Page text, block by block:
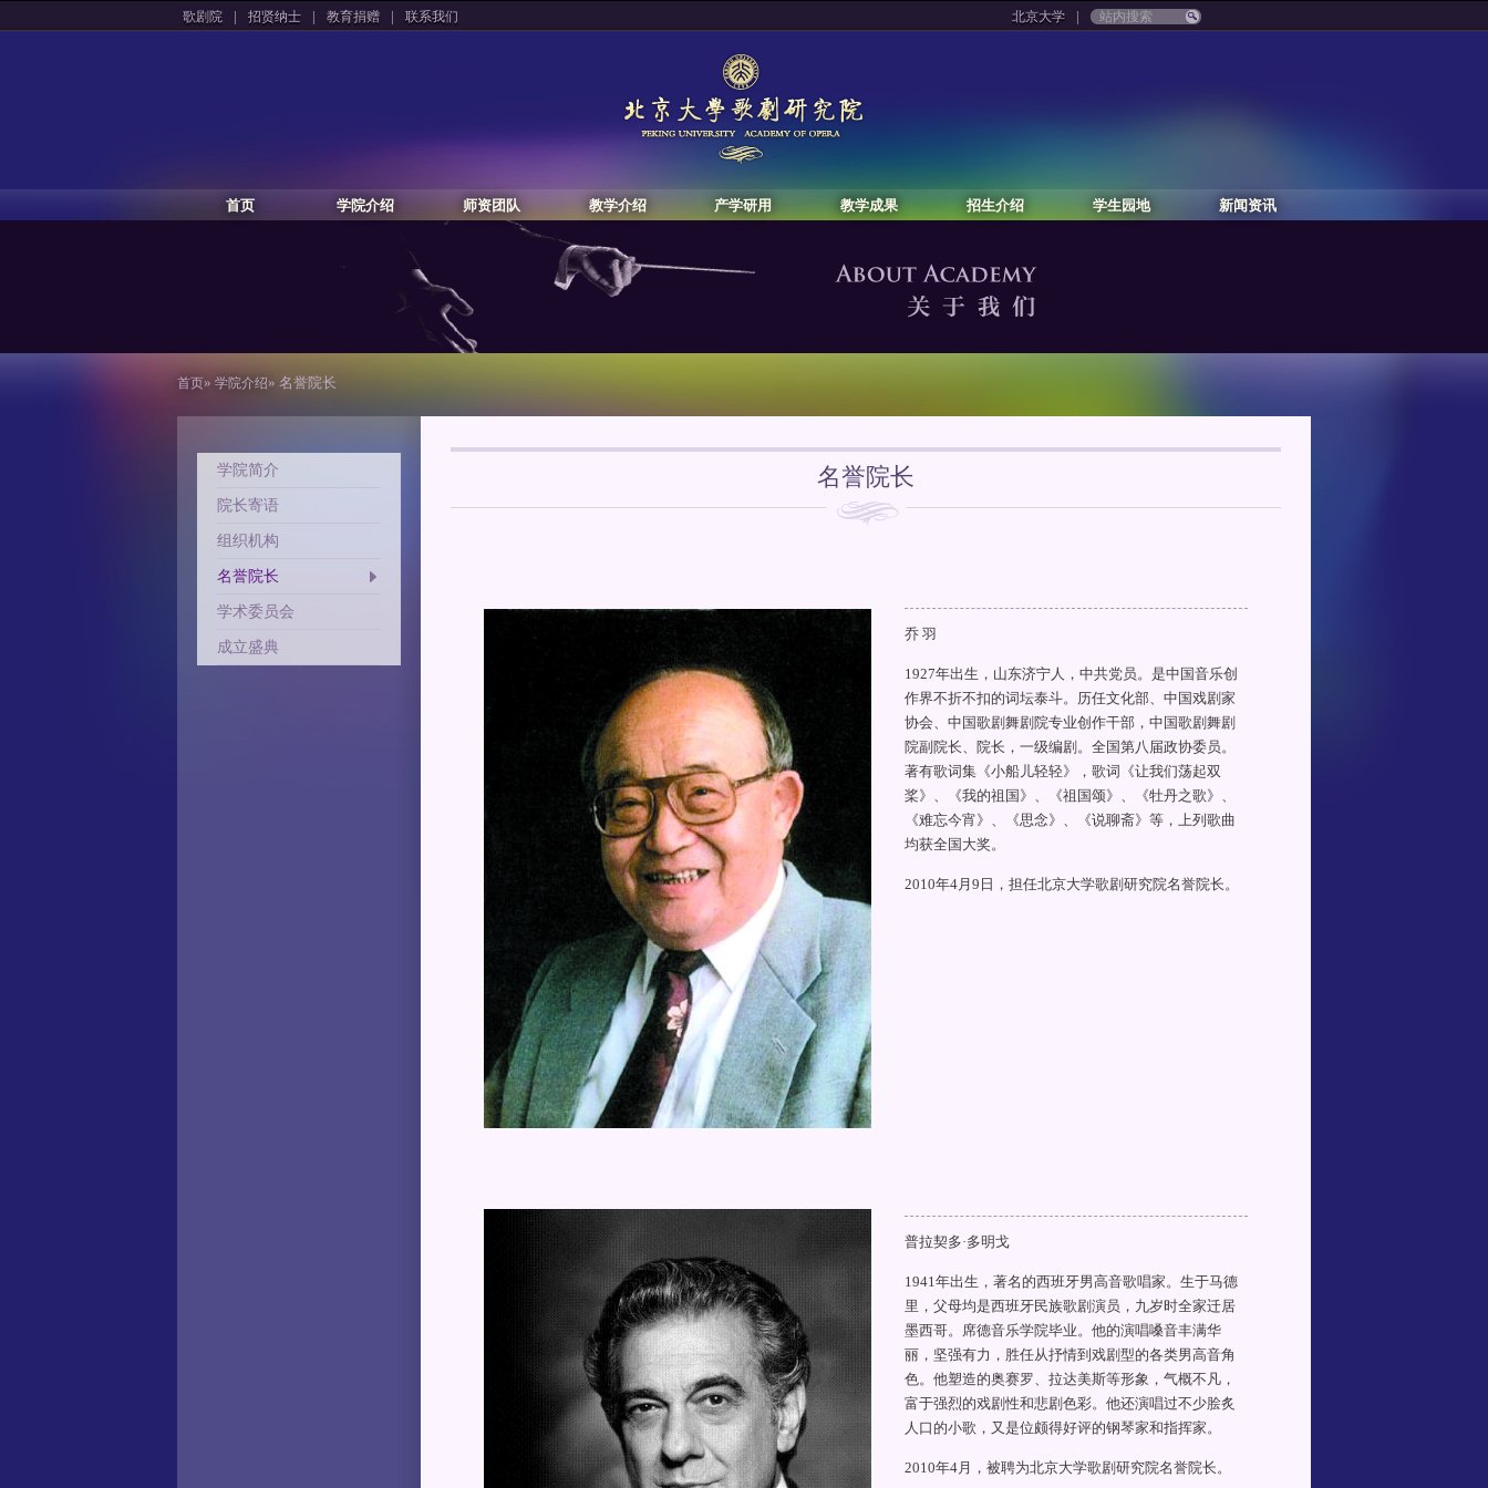
歌剧院 | 招贤纳士 | 教育捐赠 | 联系我们 北京大学 |
首页 学院介绍 师资团队 教学介绍 产学研用 教学成果 招生介绍 学生园地 新闻资讯
首页» 学院介绍» 名誉院长
学院简介
院长寄语
组织机构
名誉院长
学术委员会
成立盛典
名誉院长
乔 羽
1927年出生，山东济宁人，中共党员。是中国音乐创
作界不折不扣的词坛泰斗。历任文化部、中国戏剧家
协会、中国歌剧舞剧院专业创作干部，中国歌剧舞剧
院副院长、院长，一级编剧。全国第八届政协委员。
著有歌词集《小船儿轻轻》，歌词《让我们荡起双
桨》、《我的祖国》、《祖国颂》、《牡丹之歌》、
《难忘今宵》、《思念》、《说聊斋》等，上列歌曲
均获全国大奖。
2010年4月9日，担任北京大学歌剧研究院名誉院长。
普拉契多·多明戈
1941年出生，著名的西班牙男高音歌唱家。生于马德
里，父母均是西班牙民族歌剧演员，九岁时全家迁居
墨西哥。席德音乐学院毕业。他的演唱嗓音丰满华
丽，坚强有力，胜任从抒情到戏剧型的各类男高音角
色。他塑造的奥赛罗、拉达美斯等形象，气概不凡，
富于强烈的戏剧性和悲剧色彩。他还演唱过不少脍炙
人口的小歌，又是位颇得好评的钢琴家和指挥家。
2010年4月，被聘为北京大学歌剧研究院名誉院长。